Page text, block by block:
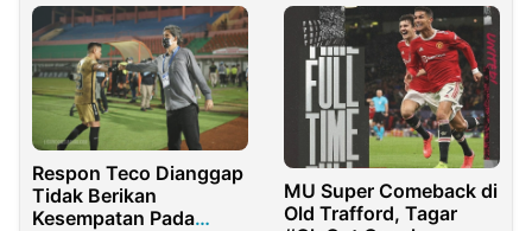
KGPP
Respon Teco Dianggap
Tidak Berikan
Kesempatan Pada
MU Super Comeback di
Old Trafford, Tagar